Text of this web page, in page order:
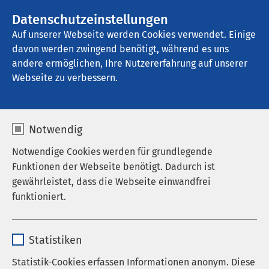
Datenschutzeinstellungen
Auf unserer Webseite werden Cookies verwendet. Einige
davon werden zwingend benötigt, während es uns
andere ermöglichen, Ihre Nutzererfahrung auf unserer
Webseite zu verbessern.
Notwendig
Notwendige Cookies werden für grundlegende
Funktionen der Webseite benötigt. Dadurch ist
gewährleistet, dass die Webseite einwandfrei
funktioniert.
Anbieter sgalinski
Statistiken
Statistik-Cookies erfassen Informationen anonym. Diese
AMEOS Klinikum St. Clemens Oberhausen
22.07.2023
AMEOS Klinikum St. Clemens
Oberhausen
Gesundheitsrisiko
Hitze im Alter